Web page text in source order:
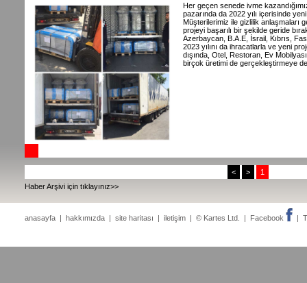
Her geçen senede ivme
pazarında da 2022 yılı içerisinde
Müşterilerimiz ile gizlilik anlaşmaları
projeyi başarılı bir şekilde geride
Azerbaycan, B.A.E, İsrail, Kıbrıs,
2023 yılını da ihracatlarla ve yeni
dışında, Otel, Restoran, Ev
birçok üretimi de gerçekleştirmeye
< >
1
Haber Arşivi için tıklayınız>>
anasayfa | hakkımızda | site haritası | iletişim | © Kartes Ltd. | Facebook |